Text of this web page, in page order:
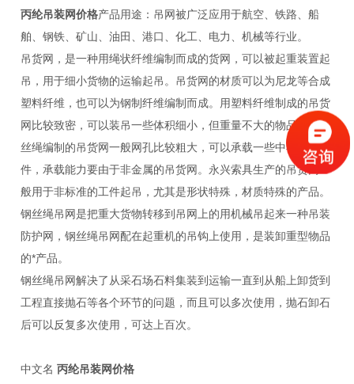
丙纶吊装网价格产品用途：吊网被广泛应用于航空、铁路、船
舶、钢铁、矿山、油田、港口、化工、电力、机械等行业。
吊货网，是一种用绳状纤维编制而成的货网，可以被起重装置起
吊，用于细小货物的运输起吊。吊货网的材质可以为尼龙等合成
塑料纤维，也可以为钢制纤维编制而成。用塑料纤维制成的吊货
网比较致密，可以装吊一些体积细小，但重量不大的物品；用钢
丝绳编制的吊货网一般网孔比较粗大，可以承载一些中小型的工
件，承载能力要由于非金属的吊货网。永兴索具生产的吊货网一
般用于非标准的工件起吊，尤其是形状特殊，材质特殊的产品。
钢丝绳吊网是把重大货物转移到吊网上的用机械吊起来一种吊装
防护网，钢丝绳吊网配在起重机的吊钩上使用，是装卸重型物品
的*产品。
钢丝绳吊网解决了从采石场石料集装到运输一直到从船上卸货到
工程直接抛石等各个环节的问题，而且可以多次使用，抛石卸石
后可以反复多次使用，可达上百次。
中文名丙纶吊装网价格